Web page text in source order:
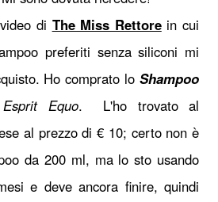
di The Miss Rettorein cui
preferiti senza siliconi mi
Ho comprato lo Shampoo
Esprit Equo. L'ho trovato al
al prezzo di € 10; certo non è
da 200 ml, ma lo sto usando
e deve ancora finire, quindi